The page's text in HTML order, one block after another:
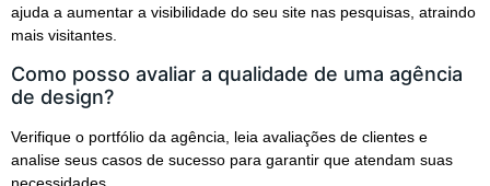
ajuda a aumentar a visibilidade do seu site nas pesquisas, atraindo
mais visitantes.
Como posso avaliar a qualidade de uma agência
de design?
Verifique o portfólio da agência, leia avaliações de clientes e
analise seus casos de sucesso para garantir que atendam suas